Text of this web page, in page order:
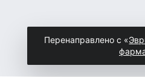
Перенаправлено с «